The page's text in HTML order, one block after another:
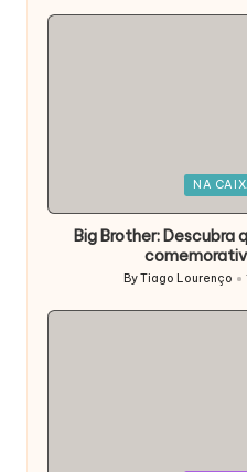
NA
Big Brother: Descubra
Posted
by
ByTiago Lourenço